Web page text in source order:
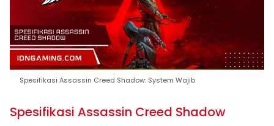
Spesifikasi Assassin Creed Shadow: System Wajib
Spesifikasi Assassin Creed Shadow